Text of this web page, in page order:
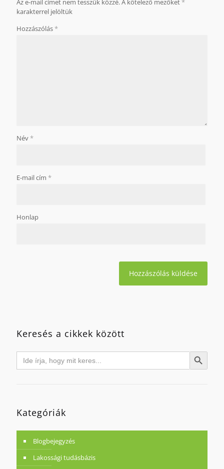
Az e-mail címet nem tesszük közzé.A kötelező mezőket*
karakterrel jelöltük
Hozzászólás*
Név*
E-mail cím *
Honlap
Keresés a cikkek között
Search
for: Search Button
Kategóriák
Blogbejegyzés
Lakossági tudásbázis